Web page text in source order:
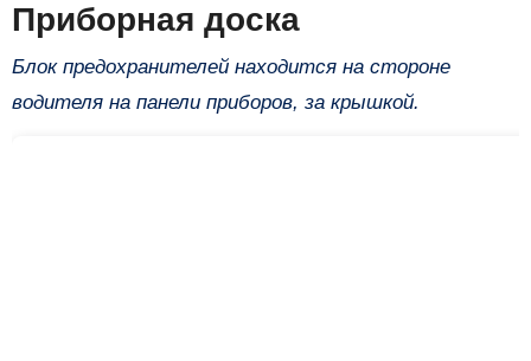
Приборная доска
Блок предохранителей находится на стороне
водителя на панели приборов, за крышкой.